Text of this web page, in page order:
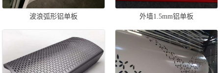
波浪弧形铝单板 外墙1.5mm铝单板